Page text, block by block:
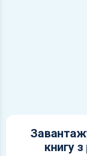
книгу